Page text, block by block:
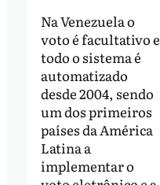
Na Venezuela o
voto é facultativo e
todo o sistema é
automatizado
desde 2004, sendo
um dos primeiros
países da América
Latina a
implementar o